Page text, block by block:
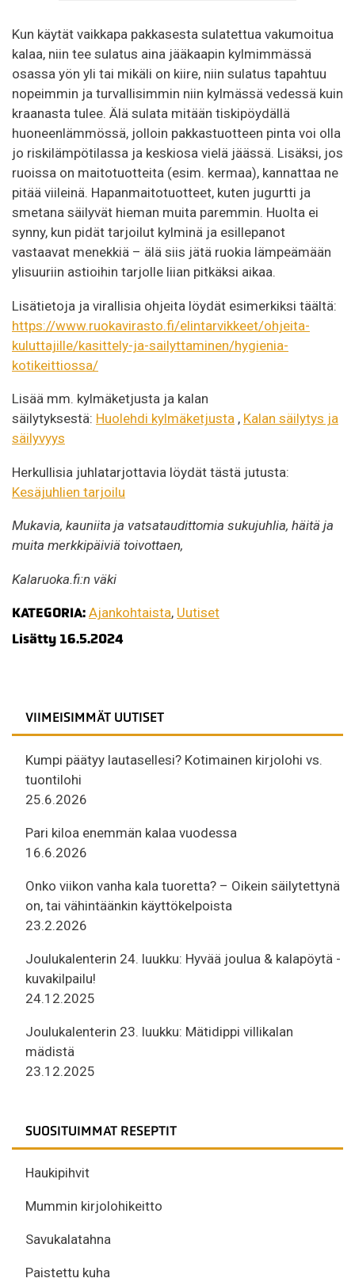
Kun käytät vaikkapa pakkasesta sulatettua vakumoitua
kalaa, niin tee sulatus aina jääkaapin kylmimmässä
osassa yön yli tai mikäli on kiire, niin sulatus tapahtuu
nopeimmin ja turvallisimmin niin kylmässä vedessä kuin
kraanasta tulee. Älä sulata mitään tiskipöydällä
huoneenlämmössä, jolloin pakkastuotteen pinta voi olla
jo riskilämpötilassa ja keskiosa vielä jäässä. Lisäksi, jos
ruoissa on maitotuotteita (esim. kermaa), kannattaa ne
pitää viileinä. Hapanmaitotuotteet, kuten jugurtti ja
smetana säilyvät hieman muita paremmin. Huolta ei
synny, kun pidät tarjoilut kylminä ja esillepanot
vastaavat menekkiä – älä siis jätä ruokia lämpeämään
ylisuuriin astioihin tarjolle liian pitkäksi aikaa.
Lisätietoja ja virallisia ohjeita löydät esimerkiksi täältä:
https://www.ruokavirasto.fi/elintarvikkeet/ohjeita-
kuluttajille/kasittely-ja-sailyttaminen/hygienia-
kotikeittiossa/
Lisää mm. kylmäketjusta ja kalan
säilytyksestä: Huolehdi kylmäketjusta , Kalan säilytys ja
säilyvyys
Herkullisia juhlatarjottavia löydät tästä jutusta:
Kesäjuhlien tarjoilu
Mukavia, kauniita ja vatsataudittomia sukujuhlia, häitä ja
muita merkkipäiviä toivottaen,
Kalaruoka.fi:n väki
KATEGORIA: Ajankohtaista, Uutiset
Lisätty 16.5.2024
VIIMEISIMMÄT UUTISET
Kumpi päätyy lautasellesi? Kotimainen kirjolohi vs.
tuontilohi
25.6.2026
Pari kiloa enemmän kalaa vuodessa
16.6.2026
Onko viikon vanha kala tuoretta? – Oikein säilytettynä
on, tai vähintäänkin käyttökelpoista
23.2.2026
Joulukalenterin 24. luukku: Hyvää joulua & kalapöytä -
kuvakilpailu!
24.12.2025
Joulukalenterin 23. luukku: Mätidippi villikalan
mädistä
23.12.2025
SUOSITUIMMAT RESEPTIT
Haukipihvit
Mummin kirjolohikeitto
Savukalatahna
Paistettu kuha